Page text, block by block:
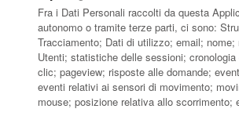
Fra i Dati Personali raccolti da questa
autonomo o tramite terze parti, ci sono:
Tracciamento; Dati di utilizzo; email; nome;
Utenti; statistiche delle sessioni; cronologia
clic; pageview; risposte alle domande;
eventi relativi ai sensori di movimento;
mouse; posizione relativa allo scorrimento;